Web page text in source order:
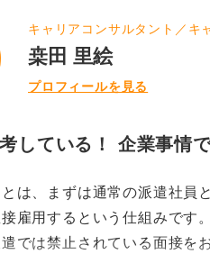
キャリアコンサルタント／キ
桒田 里絵
プロフィールを見る
している！ 企業事情
は、まずは通常の派遣社員
雇用するという仕組みです
では禁止されている面接を